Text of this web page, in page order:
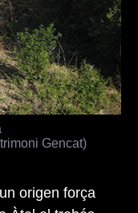
Gencat)
origen força